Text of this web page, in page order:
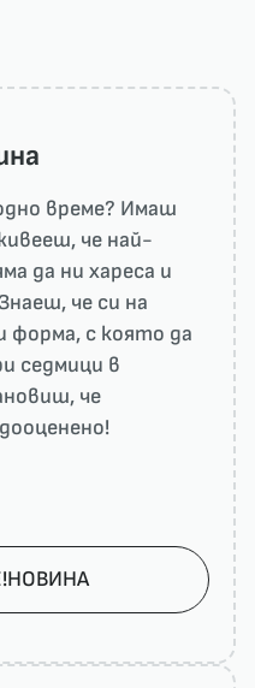
време? Имаш
че най-
да ни харесa и
че си на
с която да
седмици в
че